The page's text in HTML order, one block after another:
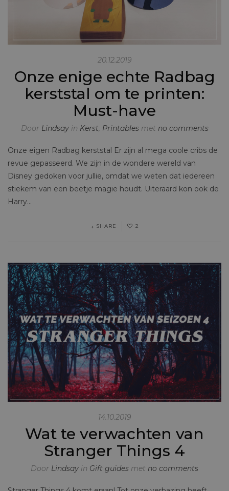
20.12.2019
Onze enige echte Radbag
kerststal om te printen:
Must-have
Door Lindsayin Kerst, Printables met no comments
Onze eigen Radbag kerststal Er zijn al mega coole cribs de
revue gepasseerd. We zijn in de wondere wereld van
Disney gedoken voor jullie, omdat we weten dat iedereen
stiekem van een beetje magie houdt. Uiteraard kon ook de
Harry…
SHARE 2
14.10.2019
Wat te verwachten van
Stranger Things 4
Door Lindsay in Gift guides met no comments